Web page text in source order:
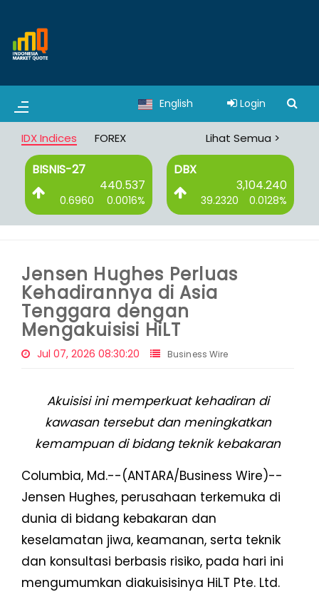
English Login
IDX Indices FOREX Lihat Semua >
BISNIS-27
440.537
0.6960 0.0016%
DBX
3,104.240
39.2320 0.0128%
Jensen Hughes Perluas
Kehadirannya di Asia
Tenggara dengan
Mengakuisisi HiLT
Jul 07, 2026 08:30:20 Business Wire
Akuisisi ini memperkuat kehadiran di
kawasan tersebut dan meningkatkan
kemampuan di bidang teknik kebakaran
Columbia, Md.--(ANTARA/Business Wire)--
Jensen Hughes, perusahaan terkemuka di
dunia di bidang kebakaran dan
keselamatan jiwa, keamanan, serta teknik
dan konsultasi berbasis risiko, pada hari ini
mengumumkan diakuisisinya HiLT Pte. Ltd.